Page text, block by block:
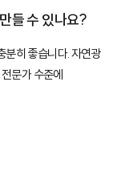
들 수 있나요?
분히 좋습니다. 자연광
문가 수준에